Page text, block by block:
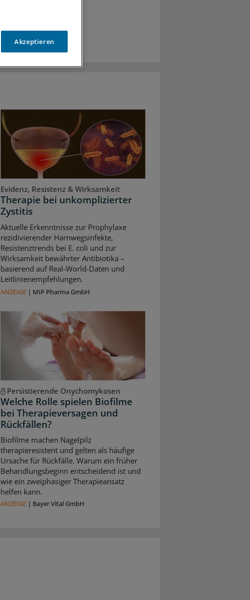
Evidenz, Resistenz & Wirksamkeit
Therapie bei unkomplizierter
Zystitis
Aktuelle Erkenntnisse zur Prophylaxe
rezidivierender Harnwegsinfekte,
Resistenztrends bei E. coli und zur
Wirksamkeit bewährter Antibiotika –
basierend auf Real-World-Daten und
Leitlinienempfehlungen.
ANZEIGE| MIP Pharma GmbH
Persistierende Onychomykosen
Welche Rolle spielen Biofilme
bei Therapieversagen und
Rückfällen?
Biofilme machen Nagelpilz
therapieresistent und gelten als häufige
Ursache für Rückfälle. Warum ein früher
Behandlungsbeginn entscheidend ist und
wie ein zweiphasiger Therapieansatz
helfen kann.
ANZEIGE| Bayer Vital GmbH
Akzeptieren